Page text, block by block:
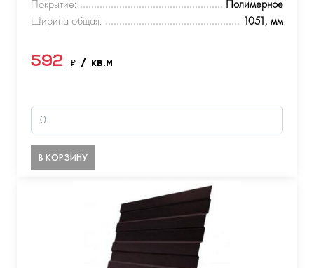
Покрытие:
Полимерное
Ширина общая:
1051, мм
592 ₽ / кв.м
В КОРЗИНУ